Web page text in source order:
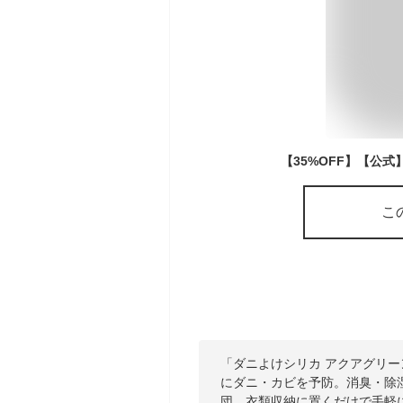
こ
「ダニよけシリカ アクアグリ
にダニ・カビを予防。消臭・